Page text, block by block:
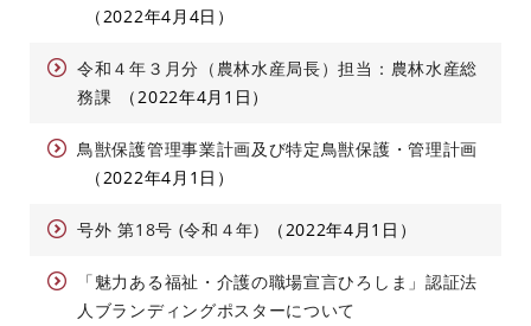
2022年4月4日
令和４年３月分（農林水産局長）担当：農林水産総
務課
2022年4月1日
鳥獣保護管理事業計画及び特定鳥獣保護・管理計画
2022年4月1日
号外 第18号 (令和４年) 2022年4月1日
「魅力ある福祉・介護の職場宣言ひろしま」認証法
人ブランディングポスターについて